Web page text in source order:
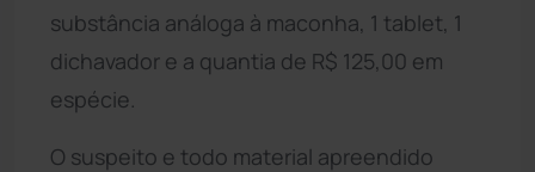
substância análoga à maconha, 1 tablet, 1
dichavador e a quantia de R$ 125,00 em
espécie.
O suspeito e todo material apreendido